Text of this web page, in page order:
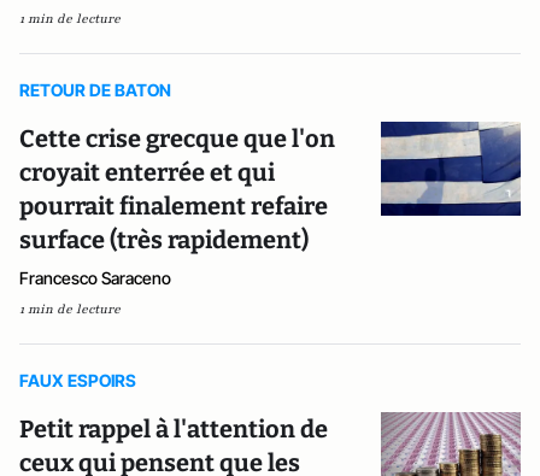
1 min de lecture
RETOUR DE BATON
Cette crise grecque que l'on
croyait enterrée et qui
pourrait finalement refaire
surface (très rapidement)
Francesco Saraceno
1 min de lecture
FAUX ESPOIRS
Petit rappel à l'attention de
ceux qui pensent que les